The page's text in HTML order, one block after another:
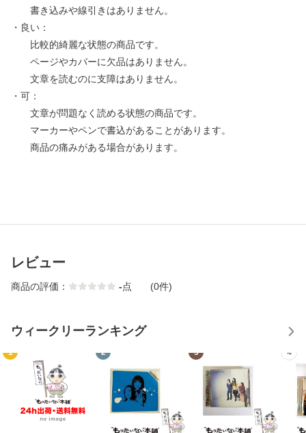
書き込みや線引きはありません。
・良い：
比較的綺麗な状態の商品です。
ページやカバーに欠品はありません。
文章を読むのに支障はありません。
・可：
文章が問題なく読める状態の商品です。
マーカーやペンで書込があることがあります。
商品の痛みがある場合があります。
レビュー
商品の評価： -点 (0件)
ウィークリーランキング
1 2 3 4